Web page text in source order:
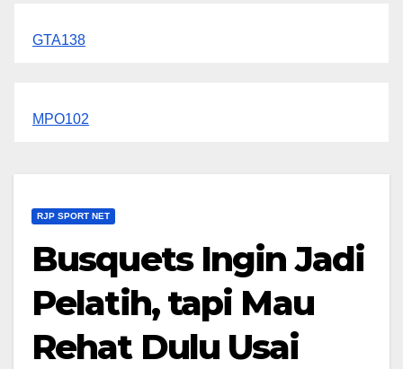
GTA138
MPO102
RJP SPORT NET
Busquets Ingin Jadi
Pelatih, tapi Mau
Rehat Dulu Usai